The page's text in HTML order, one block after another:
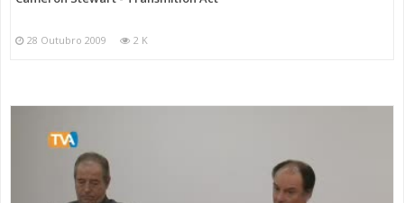
28 Outubro 2009 2 K